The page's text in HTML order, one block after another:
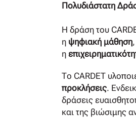
Πολυδιάστατη
Η δράση του
η ψηφιακή μάθηση
η
Το CARDET
προκλήσεις.
δράσεις
και της βιώσιμης